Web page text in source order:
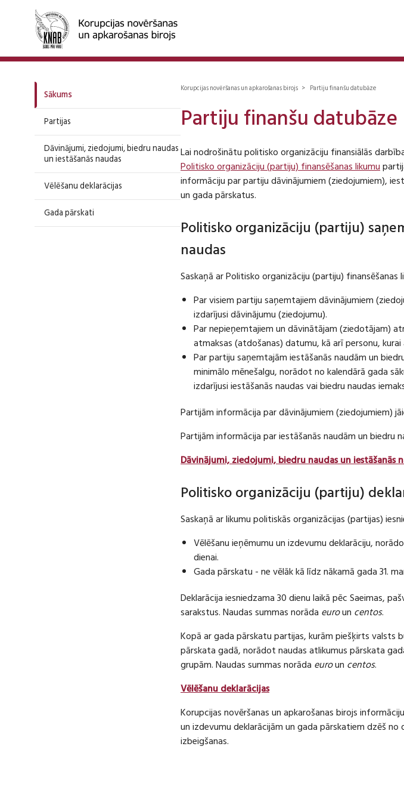
Sākums
Partijas
Dāvinājumi, ziedojumi, biedru naudas
un iestāšanās naudas
Vēlēšanu deklarācijas
Gada pārskati
Korupcijas novēršanas un apkarošanas birojs > Partiju finanšu datubāze
Partiju finanšu datubāze
Lai nodrošinātu politisko organizāciju finansiālās
Politisko organizāciju (partiju) finansēšanas likumu
informāciju par partiju dāvinājumiem (ziedojumiem),
un gada pārskatus.
Politisko organizāciju (partiju)
naudas
Saskaņā ar Politisko organizāciju (partiju)
Par visiem partiju saņemtajiem dāvinājumiem
izdarījusi dāvinājumu (ziedojumu).
Par nepieņemtajiem un dāvinātājam (ziedotājam)
atmaksas (atdošanas) datumu, kā arī personu,
Par partiju saņemtajām iestāšanās naudām un
minimālo mēnešalgu, norādot no kalendārā gada
izdarījusi iestāšanās naudas vai biedru naudas
Partijām informācija par dāvinājumiem (ziedojumiem)
Partijām informācija par iestāšanās naudām un biedru
Dāvinājumi, ziedojumi, biedru naudas un iestāšanās
Politisko organizāciju (partiju)
Saskaņā ar likumu politiskās organizācijas (partijas)
Vēlēšanu ieņēmumu un izdevumu deklarāciju,
dienai.
Gada pārskatu - ne vēlāk kā līdz nākamā gada 31.
Deklarācija iesniedzama 30 dienu laikā pēc Saeimas,
sarakstus. Naudas summas norāda euroun centos.
Kopā ar gada pārskatu partijas, kurām piešķirts valsts
pārskata gadā, norādot naudas atlikumus pārskata
grupām. Naudas summas norāda euroun centos.
Vēlēšanu deklarācijas
Korupcijas novēršanas un apkarošanas birojs
un izdevumu deklarācijām un gada pārskatiem dzēš
izbeigšanas.